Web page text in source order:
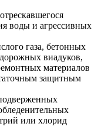
воды и агрессивных
газа, бетонных
виадуков,
материалов
защитным
или хлорид